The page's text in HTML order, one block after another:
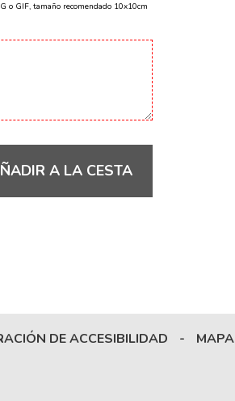
o GIF, tamaño recomendado 10x10cm
A LA CESTA
DE ACCESIBILIDAD -
MAPA